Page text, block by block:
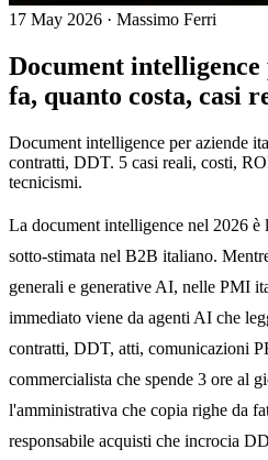
17 May 2026 · Massimo Ferri
Document intelligence
fa, quanto costa, casi
Document intelligence per aziende
contratti, DDT. 5 casi reali, costi,
tecnicismi.
La document intelligence nel 2026 è
sotto-stimata nel B2B italiano.
generali e generative AI, nelle PMI
immediato viene da agenti AI che
contratti, DDT, atti, comunicazioni
commercialista che spende 3 ore al
l'amministrativa che copia righe da
responsabile acquisti che incrocia